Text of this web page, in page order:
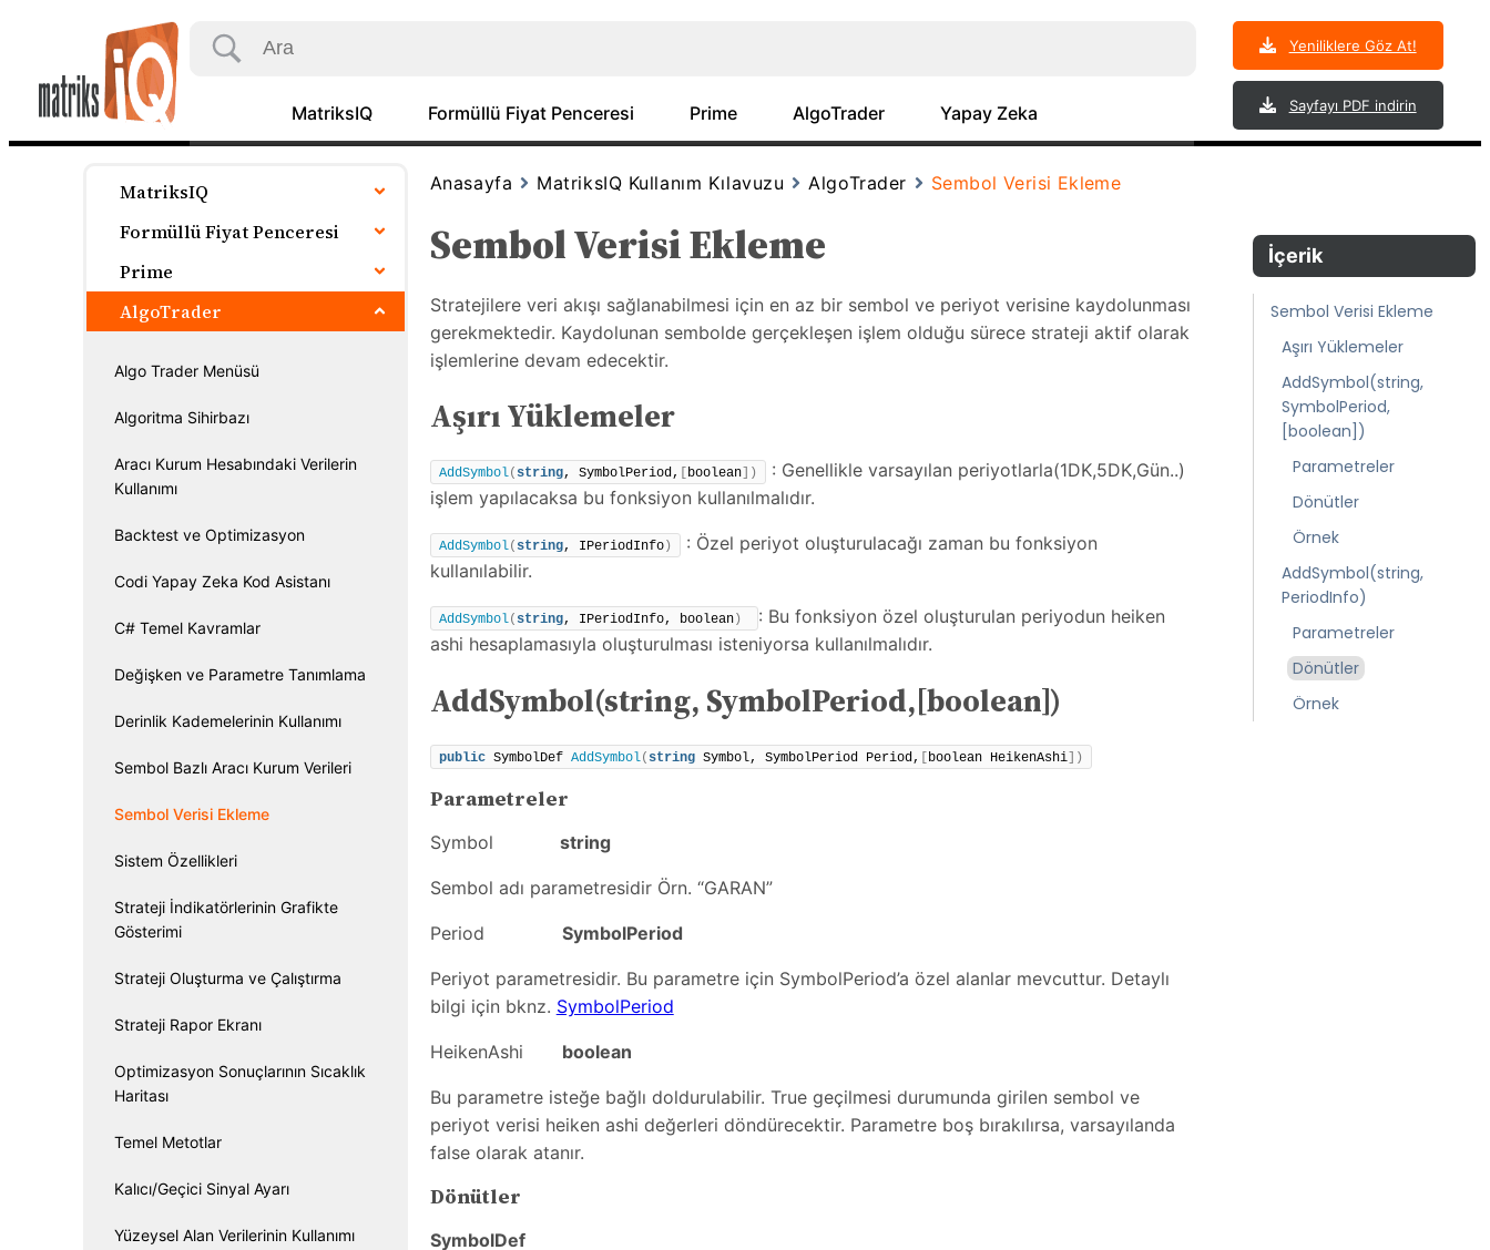
MatriksIQ Formüllü Fiyat Penceresi Prime AlgoTrader Yapay Zeka
Yeniliklere Göz At!
Sayfayı PDF indirin
MatriksIQ
Formüllü Fiyat Penceresi
Prime
AlgoTrader
Algo Trader Menüsü
Algoritma Sihirbazı
Aracı Kurum Hesabındaki Verilerin
Kullanımı
Backtest ve Optimizasyon
Codi Yapay Zeka Kod Asistanı
C# Temel Kavramlar
Değişken ve Parametre Tanımlama
Derinlik Kademelerinin Kullanımı
Sembol Bazlı Aracı Kurum Verileri
Sembol Verisi Ekleme
Sistem Özellikleri
Strateji İndikatörlerinin Grafikte
Gösterimi
Strateji Oluşturma ve Çalıştırma
Strateji Rapor Ekranı
Optimizasyon Sonuçlarının Sıcaklık
Haritası
Temel Metotlar
Kalıcı/Geçici Sinyal Ayarı
Yüzeysel Alan Verilerinin Kullanımı
Anasayfa MatriksIQ Kullanım Kılavuzu AlgoTrader Sembol Verisi Ekleme
Sembol Verisi Ekleme
Stratejilere veri akışı sağlanabilmesi için en az bir sembol ve periyot verisine kaydolunması
gerekmektedir. Kaydolunan sembolde gerçekleşen işlem olduğu sürece strateji aktif olarak
işlemlerine devam edecektir.
Aşırı Yüklemeler
AddSymbol( string, SymbolPeriod, boolean])
: Genellikle varsayılan periyotlarla(1DK,5DK,Gün..)
işlem yapılacaksa bu fonksiyon kullanılmalıdır.
AddSymbol( string, IPeriodInfo)
: Özel periyot oluşturulacağı zaman bu fonksiyon
kullanılabilir.
AddSymbol( string, IPeriodInfo, boolean)
: Bu fonksiyon özel oluşturulan periyodun heiken
ashi hesaplamasıyla oluşturulması isteniyorsa kullanılmalıdır.
AddSymbol(string, SymbolPeriod,[boolean])
public SymbolDef AddSymbol( string Symbol, SymbolPeriod Period, [boolean HeikenAshi])
Parametreler
Symbol string
Sembol adı parametresidir Örn. “GARAN”
Period SymbolPeriod
Periyot parametresidir. Bu parametre için SymbolPeriod’a özel alanlar mevcuttur. Detaylı
bilgi için bknz. SymbolPeriod
HeikenAshi boolean
Bu parametre isteğe bağlı doldurulabilir. True geçilmesi durumunda girilen sembol ve
periyot verisi heiken ashi değerleri döndürecektir. Parametre boş bırakılırsa, varsayılanda
false olarak atanır.
Dönütler
SymbolDef
İçerik
Sembol Verisi Ekleme
Aşırı Yüklemeler
AddSymbol(string,
SymbolPeriod,
[boolean])
Parametreler
Dönütler
Örnek
AddSymbol(string,
PeriodInfo)
Parametreler
Dönütler
Örnek